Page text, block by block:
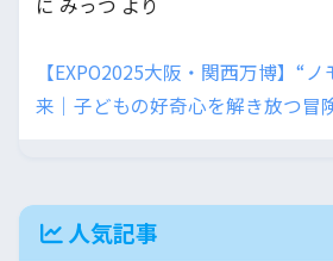
【EXPO2025大阪・関西万博】“
来｜子どもの好奇心を解き放つ冒
人気記事